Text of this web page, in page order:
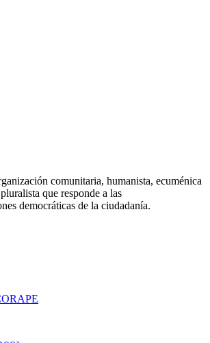
comunitaria, humanista, ecuménica
que responde a las
democráticas de la ciudadanía.